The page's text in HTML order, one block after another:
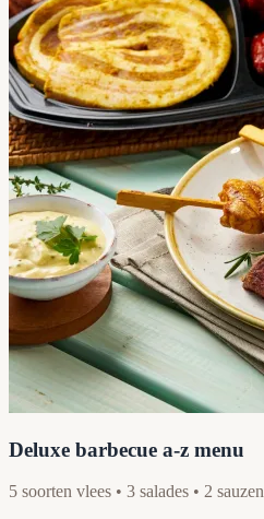
Deluxe barbecue a-z menu
5 soorten vlees • 3 salades • 2 sauzen